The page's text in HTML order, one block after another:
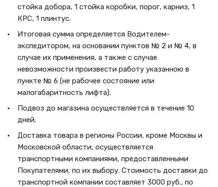
стойка добора, 1 стойка коробки, порог, карниз, 1
КРС, 1 плинтус.
Итоговая сумма определяется Водителем-
экспедитором, на основании пунктов № 2 и № 4, в
случае их применения, а также с случае
невозможности произвести работу указанною в
пункте № 6 (не рабочее состояние или
малогабаритность лифта).
Подвоз до магазина осуществляется в течение 10
дней.
Доставка товара в регионы России, кроме Москвы и
Московской области, осуществляется
транспортными компаниями, предоставленными
Покупателями, по их выбору. Стоимость доставки до
транспортной компании составляет 3000 руб., по